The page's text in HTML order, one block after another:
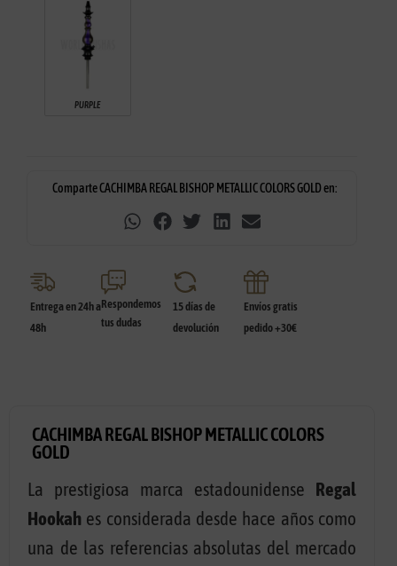
PURPLE
Entrega en 24h a
48h
Respondemos
tus dudas
15 días de
devolución
Envíos gratis
pedido +30€
Comparte CACHIMBA REGAL BISHOP METALLIC COLORS GOLD en:
CACHIMBA REGAL BISHOP METALLIC COLORS
GOLD
La prestigiosa marca estadounidense Regal
Hookah es considerada desde hace años como
una de las referencias absolutas del mercado